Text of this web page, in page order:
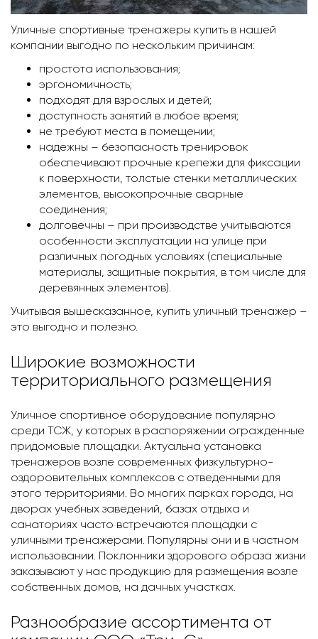
Уличные спортивные тренажеры купить в нашей
компании выгодно по нескольким причинам:
простота использования;
эргономичность;
подходят для взрослых и детей;
доступность занятий в любое время;
не требуют места в помещении;
надежны – безопасность тренировок
обеспечивают прочные крепежи для фиксации
к поверхности, толстые стенки металлических
элементов, высокопрочные сварные
соединения;
долговечны – при производстве учитываются
особенности эксплуатации на улице при
различных погодных условиях (специальные
материалы, защитные покрытия, в том числе для
деревянных элементов).
Учитывая вышесказанное, купить уличный тренажер –
это выгодно и полезно.
Широкие возможности
территориального размещения
Уличное спортивное оборудование популярно
среди ТСЖ, у которых в распоряжении огражденные
придомовые площадки. Актуальна установка
тренажеров возле современных физкультурно-
оздоровительных комплексов с отведенными для
этого территориями. Во многих парках города, на
дворах учебных заведений, базах отдыха и
санаториях часто встречаются площадки с
уличными тренажерами. Популярны они и в частном
использовании. Поклонники здорового образа жизни
заказывают у нас продукцию для размещения возле
собственных домов, на дачных участках.
Разнообразие ассортимента от